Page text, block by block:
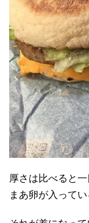
厚さは比べると一
まあ卵が入って